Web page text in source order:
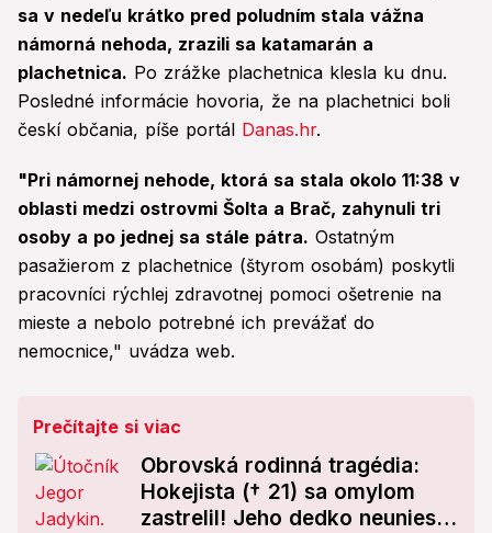
sa v nedeľu krátko pred poludním stala vážna
námorná nehoda, zrazili sa katamarán a
plachetnica. Po zrážke plachetnica klesla ku dnu.
Posledné informácie hovoria, že na plachetnici boli
českí občania, píše portál Danas.hr.
"Pri námornej nehode, ktorá sa stala okolo 11:38 v
oblasti medzi ostrovmi Šolta a Brač, zahynuli tri
osoby a po jednej sa stále pátra. Ostatným
pasažierom z plachetnice (štyrom osobám) poskytli
pracovníci rýchlej zdravotnej pomoci ošetrenie na
mieste a nebolo potrebné ich prevážať do
nemocnice," uvádza web.
Prečítajte si viac
Obrovská rodinná tragédia:
Hokejista († 21) sa omylom
zastrelil! Jeho dedko neuniesol